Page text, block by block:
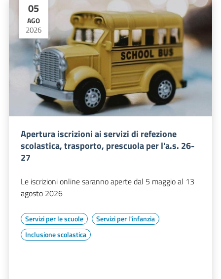
05
AGO
2026
Apertura iscrizioni ai servizi di refezione
scolastica, trasporto, prescuola per l'a.s. 26-
27
Le iscrizioni online saranno aperte dal 5 maggio al 13
agosto 2026
Servizi per le scuole
Servizi per l'infanzia
Inclusione scolastica